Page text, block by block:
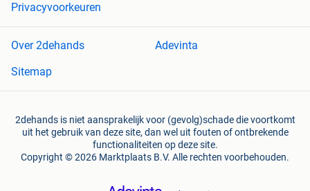
Privacyvoorkeuren
Over 2dehands
Adevinta
Sitemap
2dehands is niet aansprakelijk voor (gevolg)schade die voortkomt
uit het gebruik van deze site, dan wel uit fouten of ontbrekende
functionaliteiten op deze site.
Copyright © 2026 Marktplaats B.V. Alle rechten voorbehouden.